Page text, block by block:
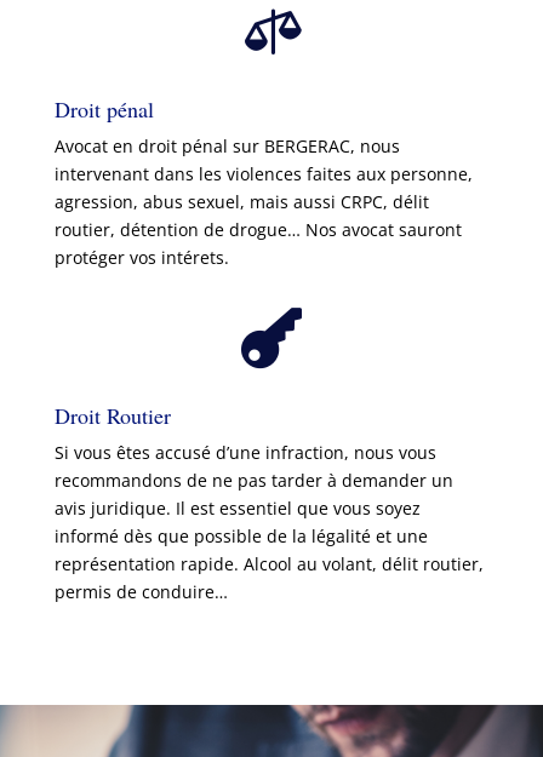

Droit pénal
Avocat en droit pénal sur BERGERAC, nous
intervenant dans les violences faites aux personne,
agression, abus sexuel, mais aussi CRPC, délit
routier, détention de drogue… Nos avocat sauront
protéger vos intérets.

Droit Routier
Si vous êtes accusé d’une infraction, nous vous
recommandons de ne pas tarder à demander un
avis juridique. Il est essentiel que vous soyez
informé dès que possible de la légalité et une
représentation rapide. Alcool au volant, délit routier,
permis de conduire…